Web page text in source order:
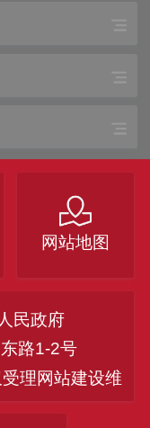
网站地图
民政府
路1-2号
理网站建设维